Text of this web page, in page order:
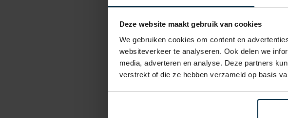
Deze website maakt gebruik van cookies
We gebruiken cookies om content en
websiteverkeer te analyseren. Ook delen we
media, adverteren en analyse. Deze partners
verstrekt of die ze hebben verzameld op basis
New Zealand
Overhemd Andre geprint
button-down
€ 79,99 € 40,00 - 50%